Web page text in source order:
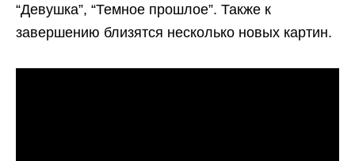
“Девушка”, “Темное прошлое”. Также к
завершению близятся несколько новых картин.